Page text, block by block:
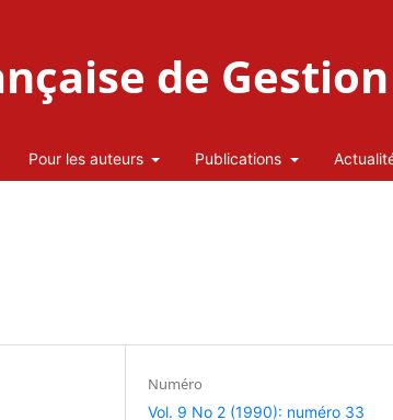
de
Pour les auteurs Publications
Numéro
Vol. 9 No 2 (1990): numéro 33